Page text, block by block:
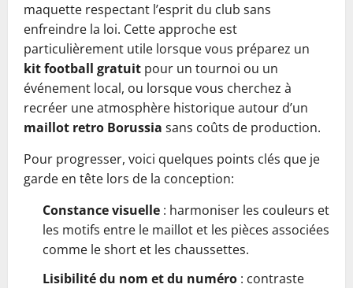
maquette respectant l’esprit du club sans
enfreindre la loi. Cette approche est
particulièrement utile lorsque vous préparez un
kit football gratuit pour un tournoi ou un
événement local, ou lorsque vous cherchez à
recréer une atmosphère historique autour d’un
maillot retro Borussia sans coûts de production.
Pour progresser, voici quelques points clés que je
garde en tête lors de la conception:
Constance visuelle : harmoniser les couleurs et
les motifs entre le maillot et les pièces associées
comme le short et les chaussettes.
Lisibilité du nom et du numéro : contraste